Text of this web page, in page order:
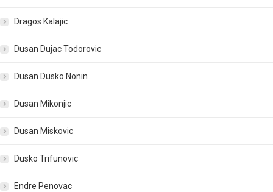
Dragos Kalajic
Dusan Dujac Todorovic
Dusan Dusko Nonin
Dusan Mikonjic
Dusan Miskovic
Dusko Trifunovic
Endre Penovac